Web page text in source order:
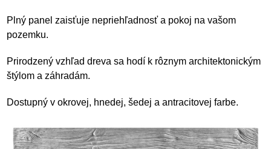
Plný panel zaisťuje nepriehľadnosť a pokoj na vašom
pozemku.
Prirodzený vzhľad dreva sa hodí k rôznym architektonickým
štýlom a záhradám.
Dostupný v okrovej, hnedej, šedej a antracitovej farbe.